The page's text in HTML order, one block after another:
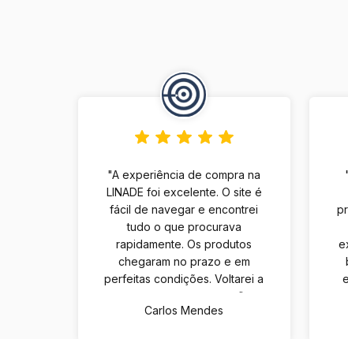
"A experiência de compra na
LINADE foi excelente. O site é
fácil de navegar e encontrei
tudo o que procurava
rapidamente. Os produtos
chegaram no prazo e em
perfeitas condições. Voltarei a
comprar com certeza."
Carlos Mendes